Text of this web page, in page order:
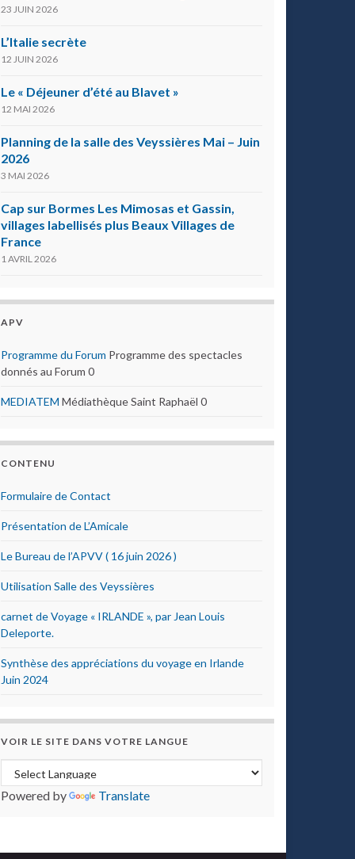
23 JUIN 2026
L’Italie secrète
12 JUIN 2026
Le « Déjeuner d’été au Blavet »
12 MAI 2026
Planning de la salle des Veyssières Mai – Juin
2026
3 MAI 2026
Cap sur Bormes Les Mimosas et Gassin,
villages labellisés plus Beaux Villages de
France
1 AVRIL 2026
APV
Programme du Forum Programme des spectacles
donnés au Forum 0
MEDIATEM Médiathèque Saint Raphaël 0
CONTENU
Formulaire de Contact
Présentation de L’Amicale
Le Bureau de l’APVV ( 16 juin 2026 )
Utilisation Salle des Veyssières
carnet de Voyage « IRLANDE », par Jean Louis
Deleporte.
Synthèse des appréciations du voyage en Irlande
Juin 2024
VOIR LE SITE DANS VOTRE LANGUE
Powered by Translate